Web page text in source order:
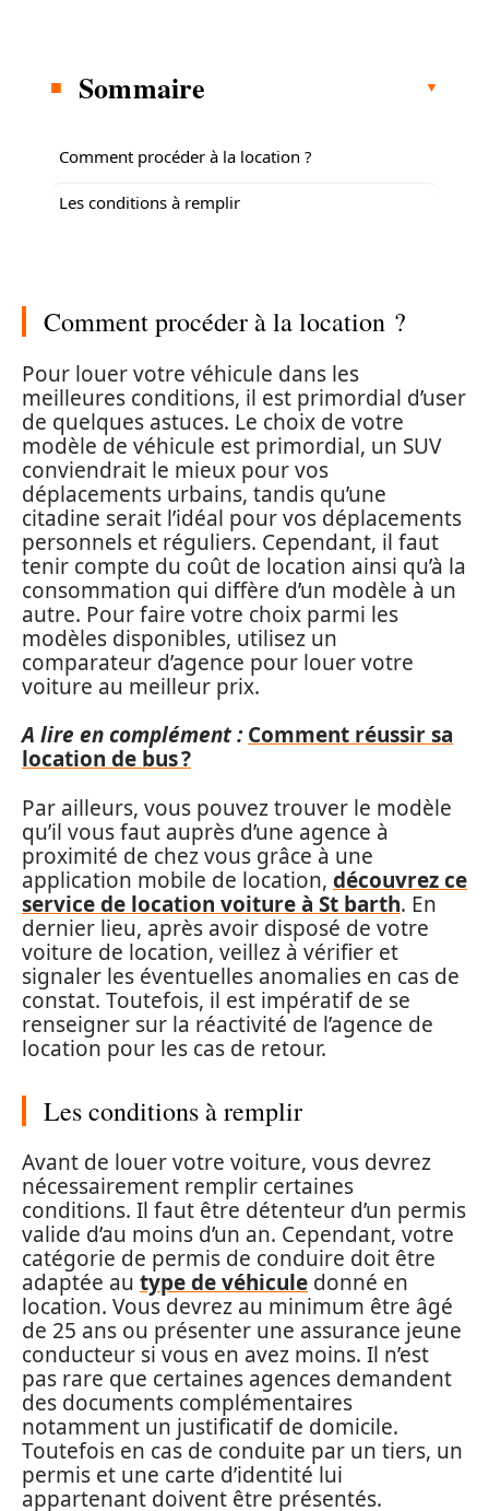
Sommaire
Comment procéder à la location ?
Les conditions à remplir
Comment procéder à la location ?
Pour louer votre véhicule dans les
meilleures conditions, il est primordial d’user
de quelques astuces. Le choix de votre
modèle de véhicule est primordial, un SUV
conviendrait le mieux pour vos
déplacements urbains, tandis qu’une
citadine serait l’idéal pour vos déplacements
personnels et réguliers. Cependant, il faut
tenir compte du coût de location ainsi qu’à la
consommation qui diffère d’un modèle à un
autre. Pour faire votre choix parmi les
modèles disponibles, utilisez un
comparateur d’agence pour louer votre
voiture au meilleur prix.
A lire en complément : Comment réussir sa
location de bus ?
Par ailleurs, vous pouvez trouver le modèle
qu’il vous faut auprès d’une agence à
proximité de chez vous grâce à une
application mobile de location, découvrez ce
service de location voiture à St barth. En
dernier lieu, après avoir disposé de votre
voiture de location, veillez à vérifier et
signaler les éventuelles anomalies en cas de
constat. Toutefois, il est impératif de se
renseigner sur la réactivité de l’agence de
location pour les cas de retour.
Les conditions à remplir
Avant de louer votre voiture, vous devrez
nécessairement remplir certaines
conditions. Il faut être détenteur d’un permis
valide d’au moins d’un an. Cependant, votre
catégorie de permis de conduire doit être
adaptée au type de véhicule donné en
location. Vous devrez au minimum être âgé
de 25 ans ou présenter une assurance jeune
conducteur si vous en avez moins. Il n’est
pas rare que certaines agences demandent
des documents complémentaires
notamment un justificatif de domicile.
Toutefois en cas de conduite par un tiers, un
permis et une carte d’identité lui
appartenant doivent être présentés.